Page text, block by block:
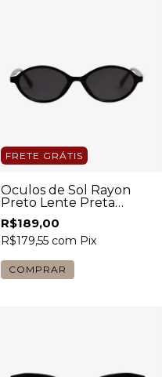
FRETE GRÁTIS
Óculos de Sol Rayon
Preto Lente Preta
Feminino
R$189,00
R$179,55 com Pix
COMPRAR